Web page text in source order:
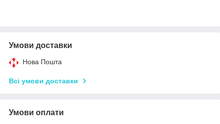
Умови доставки
Нова Пошта
Всі умови доставки
Умови оплати